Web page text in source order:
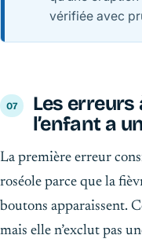
vérifiée avec
Les
l’enfant a
La première erreur
roséole parce que la
boutons apparaissent.
mais elle n’exclut pas